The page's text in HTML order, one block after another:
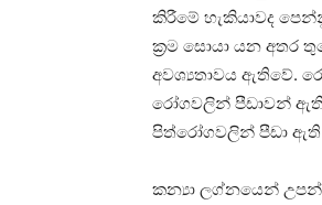
කිරීමේ හැකියාවද
ක්‍රම සොයා යන අතර
අවශ්‍යතාවය ඇතිවේ.
රෝගවලින් පීඩාවන්
පිත්රෝගවලින් පීඩා
කන්‍යා ලග්නයෙන් උපන්